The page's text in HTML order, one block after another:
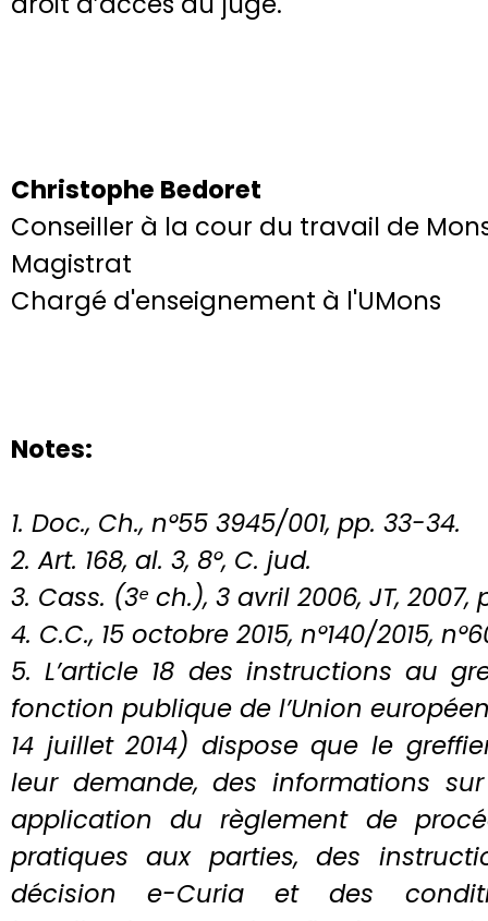
Christophe Bedoret
Conseiller à la cour du travail de
Magistrat
Chargé d'enseignement à l'UMons
Notes:
1. Doc., Ch., n°55 3945/001, pp. 33-34.
2. Art. 168, al. 3, 8°, C. jud.
3. Cass. (3ᵉ ch.), 3 avril 2006, JT, 2007,
4. C.C., 15 octobre 2015, n°140/2015,
5. L’article 18 des instructions au
fonction publique de l’Union
14 juillet 2014) dispose que le
leur demande, des informations
application du règlement de
pratiques aux parties, des
décision e-Curia et des